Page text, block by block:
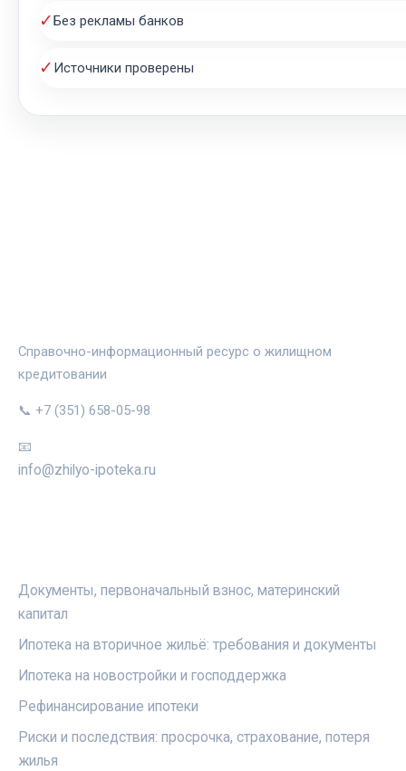
✓Без рекламы банков
✓ Источники проверены
Справочно-информационный ресурс о жилищном
кредитовании
📞 +7 (351) 658-05-98
📧
info@zhilyo-ipoteka.ru
Документы, первоначальный взнос, материнский
капитал
Ипотека на вторичное жильё: требования и документы
Ипотека на новостройки и господдержка
Рефинансирование ипотеки
Риски и последствия: просрочка, страхование, потеря
жилья